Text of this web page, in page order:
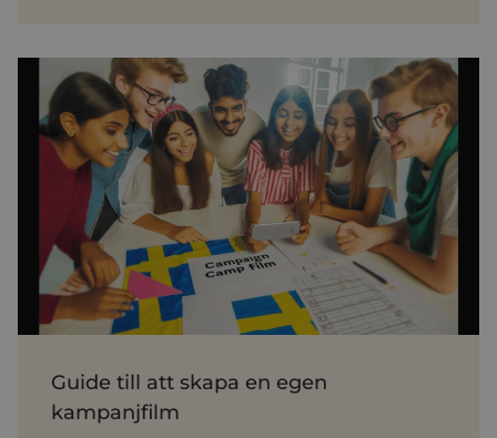
Guide till att skapa en egen
kampanjfilm